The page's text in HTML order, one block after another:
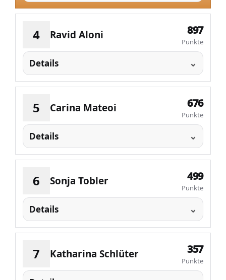
4 Ravid Aloni 897
Punkte
Details
5 Carina Mateoi 676
Punkte
Details
6 Sonja Tobler 499
Punkte
Details
7 Katharina Schlüter 357
Punkte